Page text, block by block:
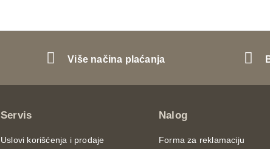
Više načina plaćanja
Servis
Uslovi korišćenja i prodaje
Nalog
Forma za reklamaciju